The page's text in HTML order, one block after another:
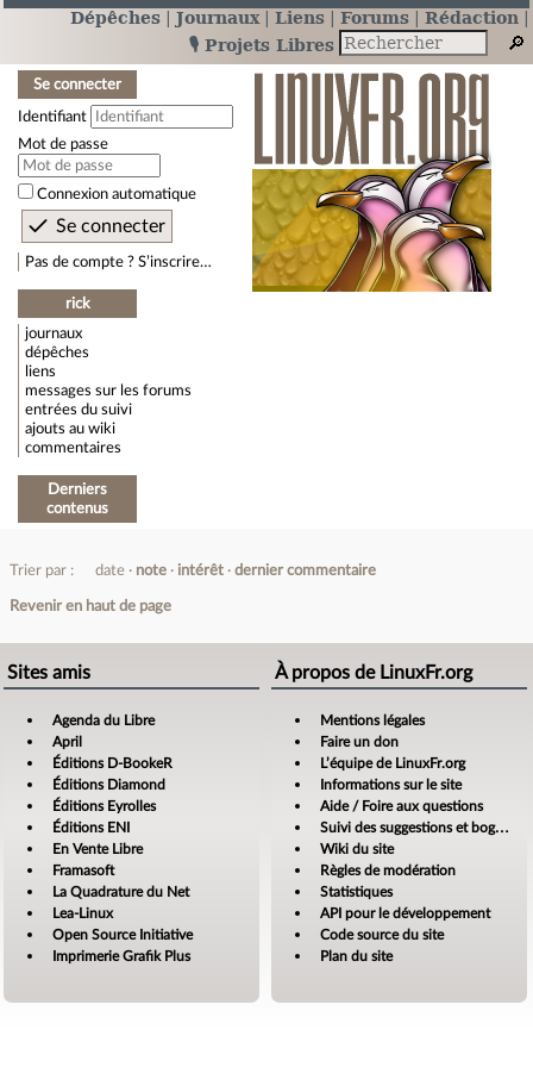
Dépêches Journaux Liens Forums
Rédaction
🎙️ Projets Libres
Se connecter
Identifiant
Mot de passe
Connexion automatique
Pas de compte ? S’inscrire…
rick
journaux
dépêches
liens
messages sur les forums
entrées du suivi
ajouts au wiki
commentaires
Derniers
contenus
Trier par : date note intérêt dernier commentaire
Revenir en haut de page
Sites amis
Agenda du Libre
April
Éditions D-BookeR
Éditions Diamond
Éditions Eyrolles
Éditions ENI
En Vente Libre
Framasoft
La Quadrature du Net
Lea-Linux
Open Source Initiative
Imprimerie Grafik Plus
À propos de LinuxFr.org
Mentions légales
Faire un don
L’équipe de LinuxFr.org
Informations sur le site
Aide / Foire aux questions
Suivi des suggestions et bogues
Wiki du site
Règles de modération
Statistiques
API pour le développement
Code source du site
Plan du site